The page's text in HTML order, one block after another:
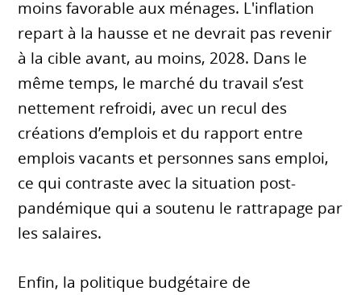
moins favorable aux ménages. L'inflation
repart à la hausse et ne devrait pas revenir
à la cible avant, au moins, 2028. Dans le
même temps, le marché du travail s’est
nettement refroidi, avec un recul des
créations d’emplois et du rapport entre
emplois vacants et personnes sans emploi,
ce qui contraste avec la situation post-
pandémique qui a soutenu le rattrapage par
les salaires.
Enfin, la politique budgétaire de